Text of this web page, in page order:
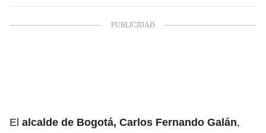
El alcalde de Bogotá, Carlos Fernando Galán,